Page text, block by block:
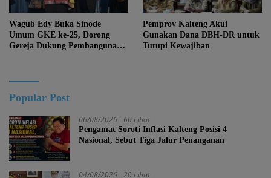
Wagub Edy Buka Sinode
Umum GKE ke-25, Dorong
Gereja Dukung Pembangunan
Pemprov Kalteng Akui
Gunakan Dana DBH-DR untuk
Tutupi Kewajiban
Popular Post
06/08/2026 60 Lihat
Pengamat Soroti Inflasi Kalteng Posisi 4
Nasional, Sebut Tiga Jalur Penanganan
04/08/2026 20 Lihat